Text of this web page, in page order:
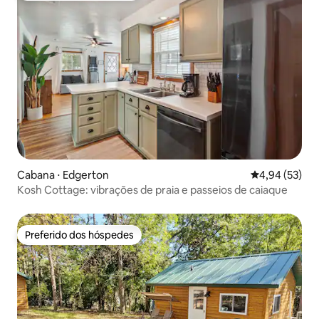
Cabana ⋅ Edgerton 4,94 de uma
4,94 (53)
Kosh Cottage: vibrações de praia e passeios de caiaque
Preferido dos hóspedes
Preferido dos hóspedes